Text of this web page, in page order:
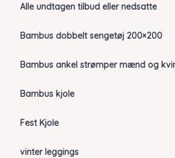
Alle undtagen tilbud eller nedsatte
Bambus dobbelt sengetøj 200×200
Bambus ankel strømper mænd og
Bambus kjole
Fest Kjole
vinter leggings